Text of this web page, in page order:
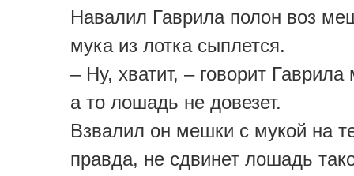
Навалил Гаврила полон воз
мука из лотка сыплется.
– Ну, хватит, – говорит Гаврила
а то лошадь не довезет.
Взвалил он мешки с мукой на
правда, не сдвинет лошадь